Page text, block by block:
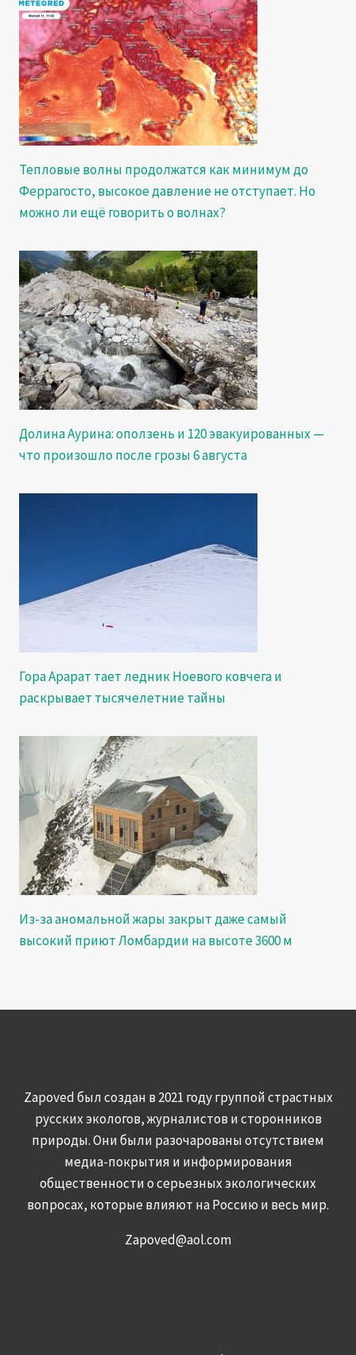
Тепловые волны продолжатся как минимум до
Феррагосто, высокое давление не отступает. Но
можно ли ещё говорить о волнах?
Долина Аурина: оползень и 120 эвакуированных —
что произошло после грозы 6 августа
Гора Арарат тает ледник Ноевого ковчега и
раскрывает тысячелетние тайны
Из-за аномальной жары закрыт даже самый
высокий приют Ломбардии на высоте 3600 м
Zapoved был создан в 2021 году группой страстных
русских экологов, журналистов и сторонников
природы. Они были разочарованы отсутствием
медиа-покрытия и информирования
общественности о серьезных экологических
вопросах, которые влияют на Россию и весь мир.
Zapoved@aol.com